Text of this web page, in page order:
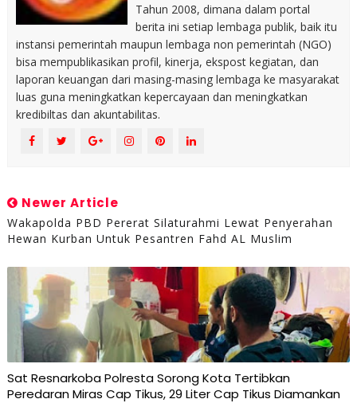
Tahun 2008, dimana dalam portal
berita ini setiap lembaga publik, baik itu
instansi pemerintah maupun lembaga non pemerintah (NGO)
bisa mempublikasikan profil, kinerja, ekspost kegiatan, dan
laporan keuangan dari masing-masing lembaga ke masyarakat
luas guna meningkatkan kepercayaan dan meningkatkan
kredibiltas dan akuntabilitas.
Newer Article
Wakapolda PBD Pererat Silaturahmi Lewat Penyerahan
Hewan Kurban Untuk Pesantren Fahd AL Muslim
Sat Resnarkoba Polresta Sorong Kota Tertibkan
Peredaran Miras Cap Tikus, 29 Liter Cap Tikus Diamankan